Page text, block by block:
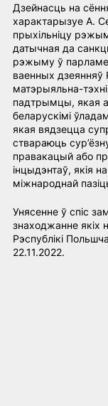
Дзейнасць на
характарызуе A.
прыхільніцу
датычная да
рэжыму ў
ваенных дзеянняў
матэрыяльна-
падтрымцы, якая
беларускімі
якая вядзецца
ствараюць
правакацый або
інцыдэнтаў, якія
міжнароднай
Унясенне ў спіс
знаходжанне якіх
Рэспублікі
22.11.2022.